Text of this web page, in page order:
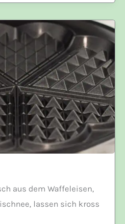
aus dem Waffeleisen,
lassen sich kross